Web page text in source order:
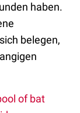
haben.
belegen,
of bat